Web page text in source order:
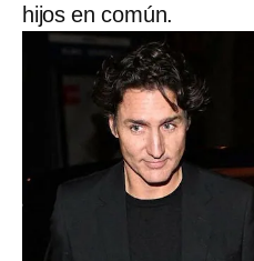
hijos en común.